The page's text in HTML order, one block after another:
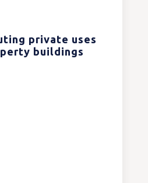
private uses
buildings